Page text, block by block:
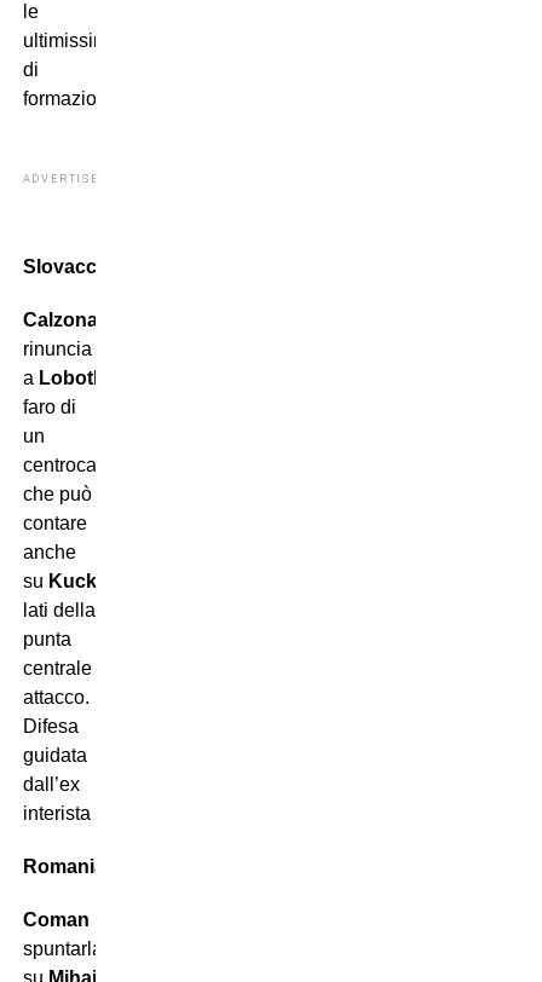
le
ultimissime
di
formazione.
ADVERTISEMENT
Slovacchia
Calzona
rinuncia
a Lobotka
faro di
un
centrocampo
che può
contare
anche
su Kucka
lati della
punta
centrale
attacco.
Difesa
guidata
dall’ex
interista
Romania
Coman
spuntarla